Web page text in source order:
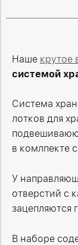
Наше крутое
системой
Система
лотков для
в комлпекте
У
отверстий с
зацепляются
В наборе